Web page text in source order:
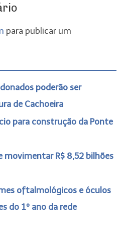
para publicar um
poderão ser
de Cachoeira
para construção da Ponte
movimentar R$ 8,52 bilhões
oftalmológicos e óculos
do 1º ano da rede